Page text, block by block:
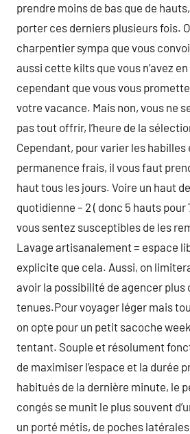
prendre moins de bas que de
porter ces derniers plusieurs fois.
charpentier sympa que vous
aussi cette kilts que vous n’avez
cependant que vous vous
votre vacance. Mais non, vous ne
pas tout offrir, l’heure de la
Cependant, pour varier les habilles
permanence frais, il vous faut
haut tous les jours. Voire un haut
quotidienne – 2 ( donc 5 hauts pour
vous sentez susceptibles de les
Lavage artisanalement = espace
explicite que cela. Aussi, on
avoir la possibilité de agencer
tenues.Pour voyager léger mais
on opte pour un petit sacoche
tentant. Souple et résolument
de maximiser l’espace et la durée
habitués de la dernière minute, le
congés se munit le plus souvent
un porté métis, de poches